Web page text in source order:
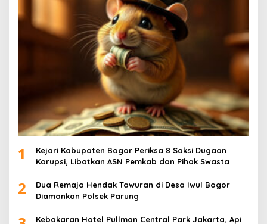
1
Kejari Kabupaten Bogor Periksa 8 Saksi Dugaan
Korupsi, Libatkan ASN Pemkab dan Pihak Swasta
2
Dua Remaja Hendak Tawuran di Desa Iwul Bogor
Diamankan Polsek Parung
Kebakaran Hotel Pullman Central Park Jakarta, Api